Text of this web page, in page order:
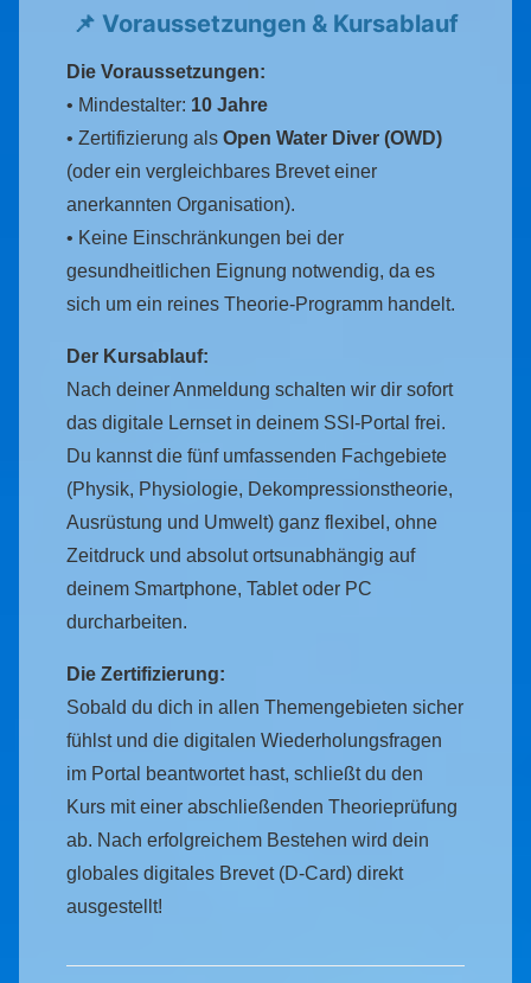
📌 Voraussetzungen & Kursablauf
Die Voraussetzungen:
• Mindestalter: 10 Jahre
• Zertifizierung als Open Water Diver (OWD)
(oder ein vergleichbares Brevet einer
anerkannten Organisation).
• Keine Einschränkungen bei der
gesundheitlichen Eignung notwendig, da es
sich um ein reines Theorie-Programm handelt.
Der Kursablauf:
Nach deiner Anmeldung schalten wir dir sofort
das digitale Lernset in deinem SSI-Portal frei.
Du kannst die fünf umfassenden Fachgebiete
(Physik, Physiologie, Dekompressionstheorie,
Ausrüstung und Umwelt) ganz flexibel, ohne
Zeitdruck und absolut ortsunabhängig auf
deinem Smartphone, Tablet oder PC
durcharbeiten.
Die Zertifizierung:
Sobald du dich in allen Themengebieten sicher
fühlst und die digitalen Wiederholungsfragen
im Portal beantwortet hast, schließt du den
Kurs mit einer abschließenden Theorieprüfung
ab. Nach erfolgreichem Bestehen wird dein
globales digitales Brevet (D-Card) direkt
ausgestellt!